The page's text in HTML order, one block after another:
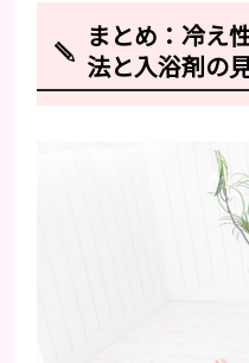
まとめ：冷え
法と入浴剤の